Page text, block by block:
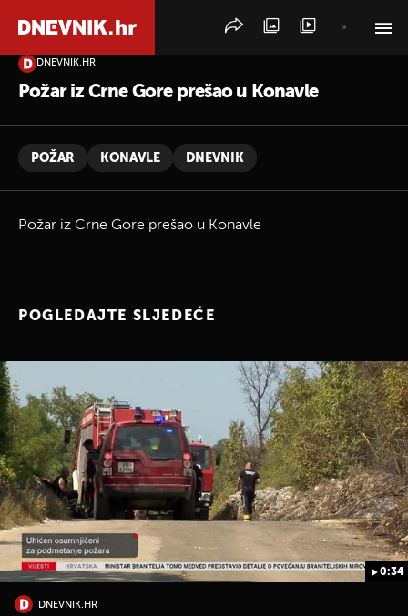
DNEVNIK.HR
Požar iz Crne Gore prešao u Konavle
POŽAR KONAVLE DNEVNIK
Požar iz Crne Gore prešao u Konavle
POGLEDAJTE SLJEDEĆE
0:34
DNEVNIK.HR
PRETRAŽITE VIJESTI